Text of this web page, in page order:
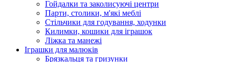
Гойдалки та заколисуючі центри
Парти, столики, м'які меблі
Стільчики для годування, ходунки
Килимки, кошики для іграшок
Ліжка та манежі
Іграшки для малюків
Брязкальця та гризунки